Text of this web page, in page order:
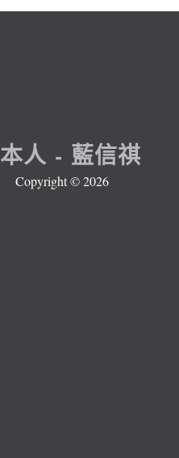
本人 - 藍信祺
Copyright ©2026